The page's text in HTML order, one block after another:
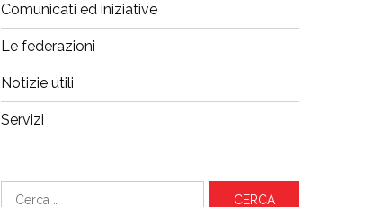
Comunicati ed iniziative
Le federazioni
Notizie utili
Servizi
Ricerca